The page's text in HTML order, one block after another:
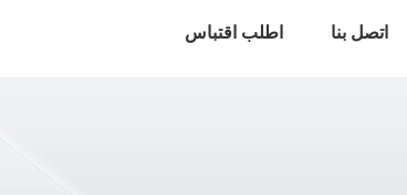
اتصل بنا اطلب اقتباس